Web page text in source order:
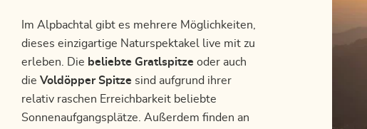
Im Alpbachtal gibt es mehrere Möglichkeiten,
dieses einzigartige Naturspektakel live mit zu
erleben. Die beliebte Gratlspitze oder auch
die Voldöpper Spitze sind aufgrund ihrer
relativ raschen Erreichbarkeit beliebte
Sonnenaufgangsplätze. Außerdem finden an